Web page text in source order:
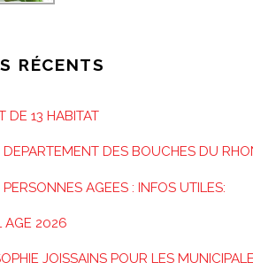
RÉCENTS
DE 13 HABITAT
DES BOUCHES DU
AGEES : INFOS UTILES:
AGE 2026
JOISSAINS POUR LES